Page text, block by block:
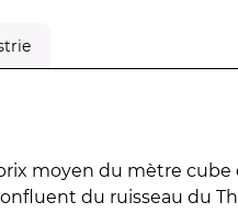
moyen du mètre cube
du ruisseau du